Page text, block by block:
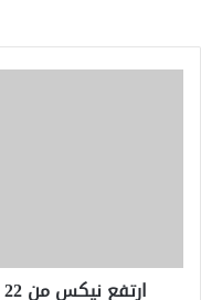
الوقت
الإضافي